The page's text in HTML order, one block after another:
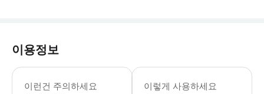
이용정보
이런건 주의하세요
전시장 내 유모차 및 음식물 반입은
이렇게 사용하세요